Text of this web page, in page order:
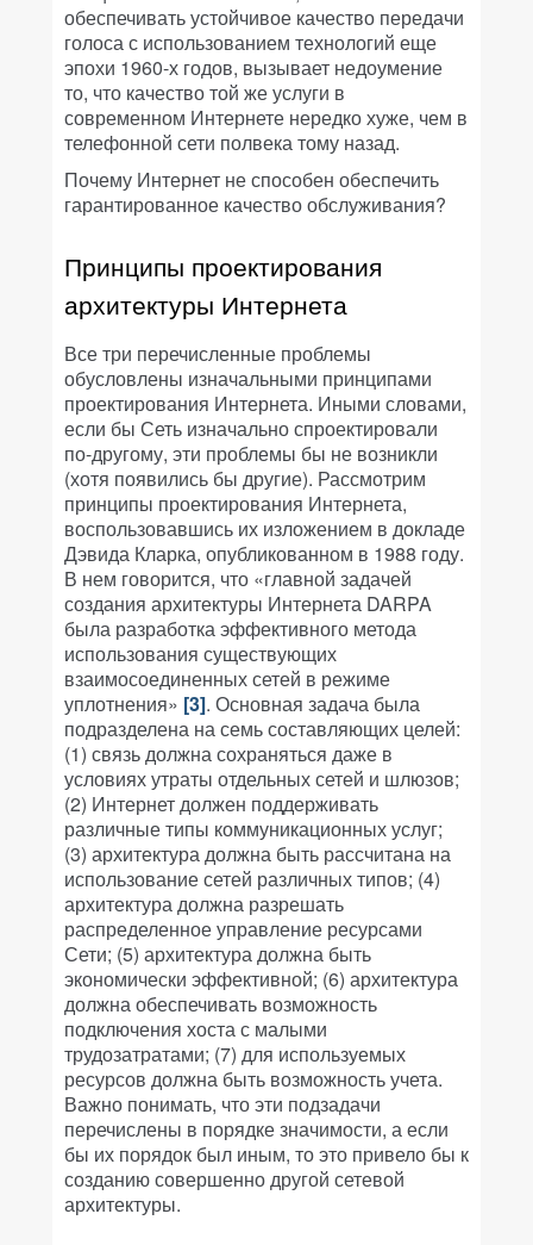
обеспечивать устойчивое качество передачи
голоса с использованием технологий еще
эпохи 1960-х годов, вызывает недоумение
то, что качество той же услуги в
современном Интернете нередко хуже, чем в
телефонной сети полвека тому назад.
Почему Интернет не способен обеспечить
гарантированное качество обслуживания?
Принципы проектирования
архитектуры Интернета
Все три перечисленные проблемы
обусловлены изначальными принципами
проектирования Интернета. Иными словами,
если бы Сеть изначально спроектировали
по-другому, эти проблемы бы не возникли
(хотя появились бы другие). Рассмотрим
принципы проектирования Интернета,
воспользовавшись их изложением в докладе
Дэвида Кларка, опубликованном в 1988 году.
В нем говорится, что «главной задачей
создания архитектуры Интернета DARPA
была разработка эффективного метода
использования существующих
взаимосоединенных сетей в режиме
уплотнения» [3]. Основная задача была
подразделена на семь составляющих целей:
(1) связь должна сохраняться даже в
условиях утраты отдельных сетей и шлюзов;
(2) Интернет должен поддерживать
различные типы коммуникационных услуг;
(3) архитектура должна быть рассчитана на
использование сетей различных типов; (4)
архитектура должна разрешать
распределенное управление ресурсами
Сети; (5) архитектура должна быть
экономически эффективной; (6) архитектура
должна обеспечивать возможность
подключения хоста с малыми
трудозатратами; (7) для используемых
ресурсов должна быть возможность учета.
Важно понимать, что эти подзадачи
перечислены в порядке значимости, а если
бы их порядок был иным, то это привело бы к
созданию совершенно другой сетевой
архитектуры.